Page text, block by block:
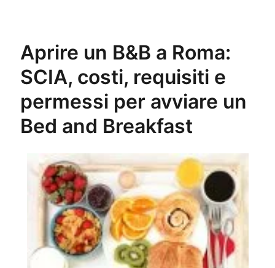
Aprire un B&B a Roma:
SCIA, costi, requisiti e
permessi per avviare un
Bed and Breakfast